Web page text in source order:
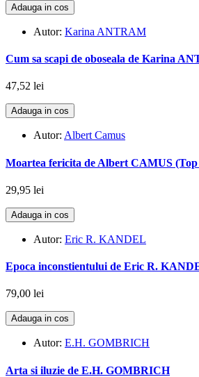
Adauga in cos
Autor: Karina ANTRAM
Cum sa scapi de oboseala de Karina
47,52 lei
Adauga in cos
Autor: Albert Camus
Moartea fericita de Albert CAMUS (Top
29,95 lei
Adauga in cos
Autor: Eric R. KANDEL
Epoca inconstientului de Eric R.
79,00 lei
Adauga in cos
Autor: E.H. GOMBRICH
Arta si iluzie de E.H. GOMBRICH